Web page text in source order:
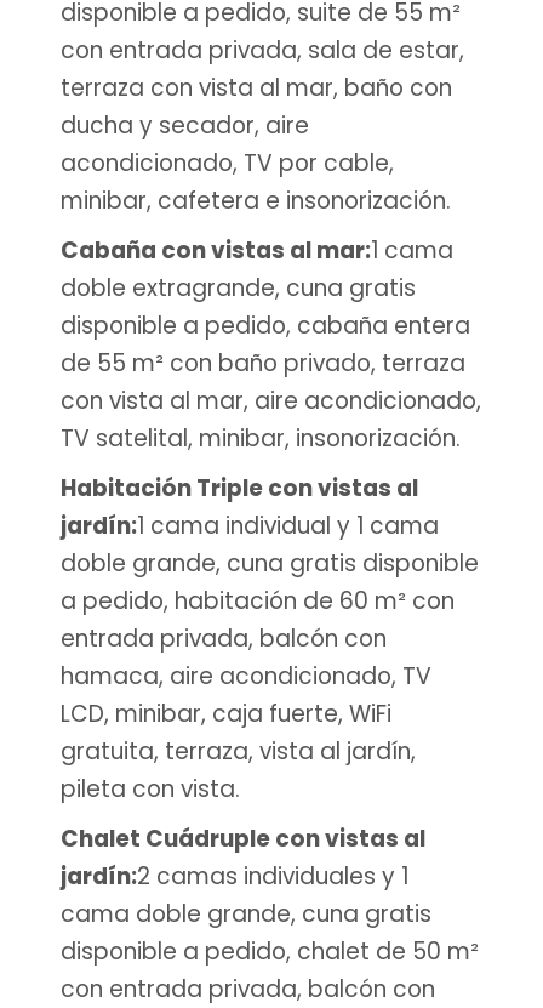
disponible a pedido, suite de 55 m²
con entrada privada, sala de estar,
terraza con vista al mar, baño con
ducha y secador, aire
acondicionado, TV por cable,
minibar, cafetera e insonorización.
Cabaña con vistas al mar:1 cama
doble extragrande, cuna gratis
disponible a pedido, cabaña entera
de 55 m² con baño privado, terraza
con vista al mar, aire acondicionado,
TV satelital, minibar, insonorización.
Habitación Triple con vistas al
jardín:1 cama individual y 1 cama
doble grande, cuna gratis disponible
a pedido, habitación de 60 m² con
entrada privada, balcón con
hamaca, aire acondicionado, TV
LCD, minibar, caja fuerte, WiFi
gratuita, terraza, vista al jardín,
pileta con vista.
Chalet Cuádruple con vistas al
jardín:2 camas individuales y 1
cama doble grande, cuna gratis
disponible a pedido, chalet de 50 m²
con entrada privada, balcón con